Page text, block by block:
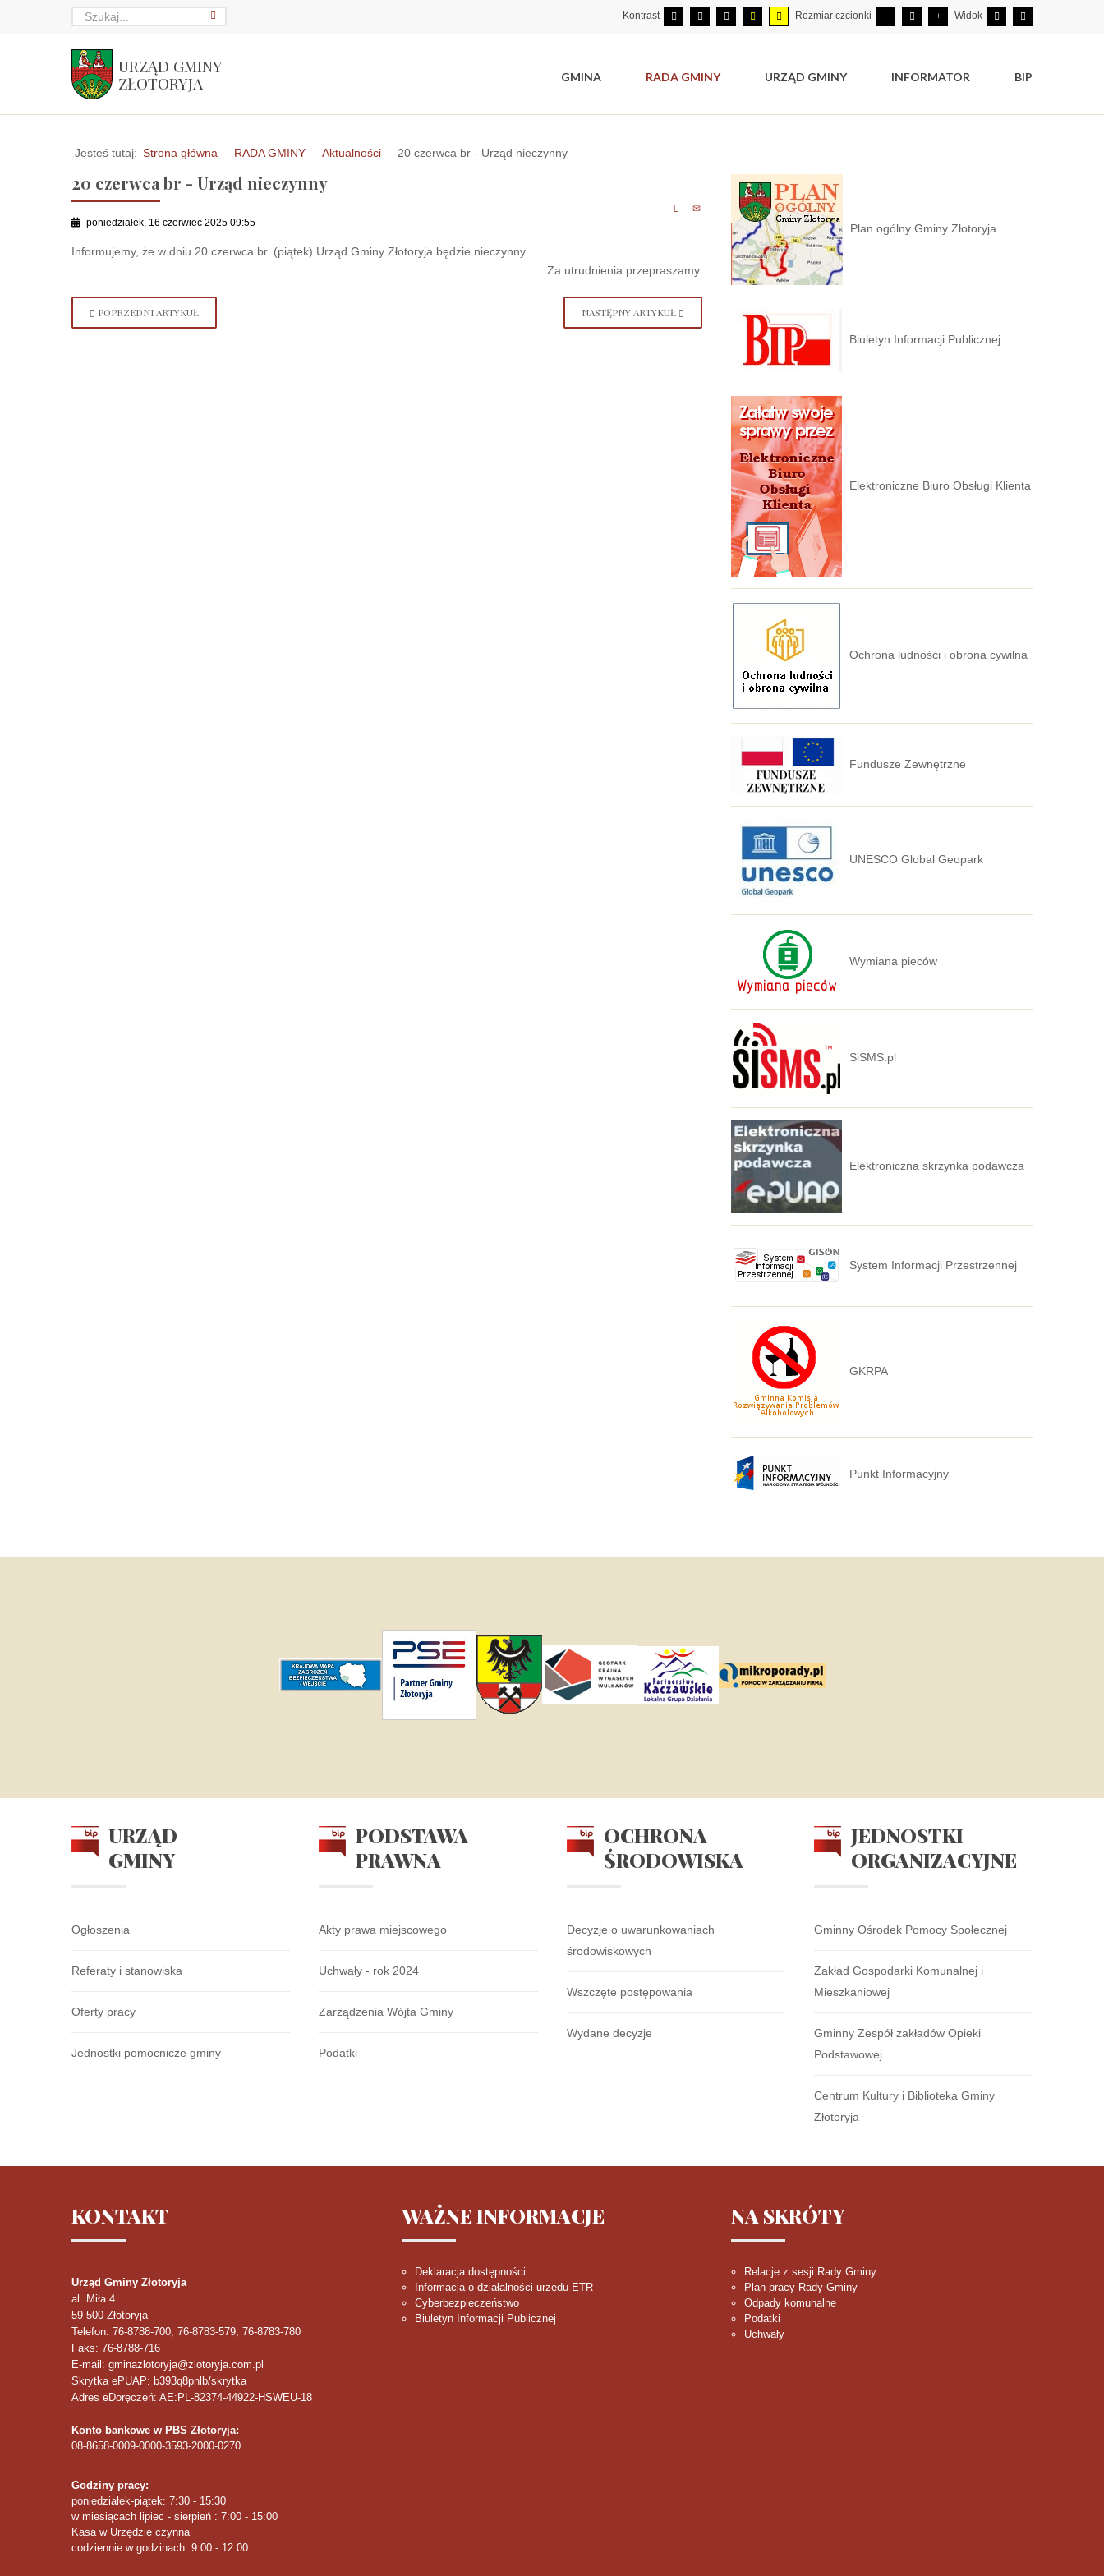
Kontrast Rozmiar czcionki Widok
URZĄD GMINY
ZŁOTORYJA
GMINA RADA GMINY URZĄD GMINY INFORMATOR BIP
Jesteś tutaj: Strona główna RADA GMINY Aktualności 20 czerwca br - Urząd nieczynny
20 czerwca br - Urząd nieczynny
poniedziałek, 16 czerwiec 2025 09:55
Informujemy, że w dniu 20 czerwca br. (piątek) Urząd Gminy Złotoryja będzie nieczynny.
Za utrudnienia przepraszamy.
POPRZEDNI ARTYKUŁ NASTĘPNY ARTYKUŁ
Plan ogólny Gminy Złotoryja
Biuletyn Informacji Publicznej
Elektroniczne Biuro Obsługi Klienta
Ochrona ludności i obrona cywilna
Fundusze Zewnętrzne
UNESCO Global Geopark
Wymiana pieców
SiSMS.pl
Elektroniczna skrzynka podawcza
System Informacji Przestrzennej
GKRPA
Punkt Informacyjny
URZĄD
GMINY
Ogłoszenia
Referaty i stanowiska
Oferty pracy
Jednostki pomocnicze gminy
PODSTAWA
PRAWNA
Akty prawa miejscowego
Uchwały - rok 2024
Zarządzenia Wójta Gminy
Podatki
OCHRONA
ŚRODOWISKA
Decyzje o uwarunkowaniach
środowiskowych
Wszczęte postępowania
Wydane decyzje
JEDNOSTKI
ORGANIZACYJNE
Gminny Ośrodek Pomocy Społecznej
Zakład Gospodarki Komunalnej i
Mieszkaniowej
Gminny Zespół zakładów Opieki
Podstawowej
Centrum Kultury i Biblioteka Gminy
Złotoryja
KONTAKT
Urząd Gminy Złotoryja
al. Miła 4
59-500 Złotoryja
Telefon: 76-8788-700, 76-8783-579, 76-8783-780
Faks: 76-8788-716
E-mail: gminazlotoryja@zlotoryja.com.pl
Skrytka ePUAP: b393q8pnlb/skrytka
Adres eDoręczeń: AE:PL-82374-44922-HSWEU-18
Konto bankowe w PBS Złotoryja:
08-8658-0009-0000-3593-2000-0270
Godziny pracy:
poniedziałek-piątek: 7:30 - 15:30
w miesiącach lipiec - sierpień : 7:00 - 15:00
Kasa w Urzędzie czynna
codziennie w godzinach: 9:00 - 12:00
WAŻNEINFORMACJE
Deklaracja dostępności
Informacja o działalności urzędu ETR
Cyberbezpieczeństwo
Biuletyn Informacji Publicznej
NA SKRÓTY
Relacje z sesji Rady Gminy
Plan pracy Rady Gminy
Odpady komunalne
Podatki
Uchwały